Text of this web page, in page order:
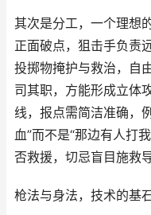
其次是分工，一个理想
正面破点，狙击手负责
投掷物掩护与救治，自
司其职，方能形成立体
线，报点需简洁准确，
血”而不是“那边有人打
否救援，切忌盲目施救
枪法与身法，技术的基